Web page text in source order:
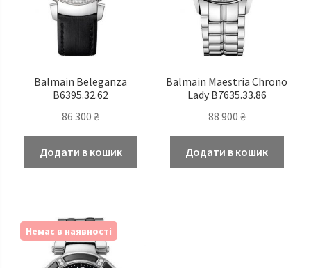
Balmain Beleganza
B6395.32.62
86 300₴
Додати в кошик
Balmain Maestria Chrono
Lady B7635.33.86
88 900 ₴
Додати в кошик
Немає в наявності